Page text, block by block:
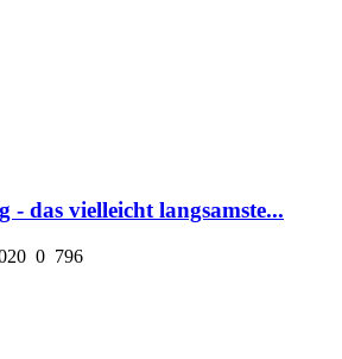
- das vielleicht langsamste...
0 796